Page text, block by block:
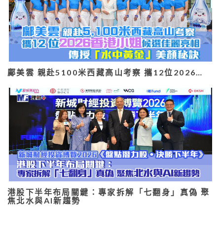
鄺美雲 親赴5100米西藏高山考察 攜12位2026…
港股下半年布局關鍵：專家拆解「七翻身」真偽 聚
焦北水與AI新趨勢